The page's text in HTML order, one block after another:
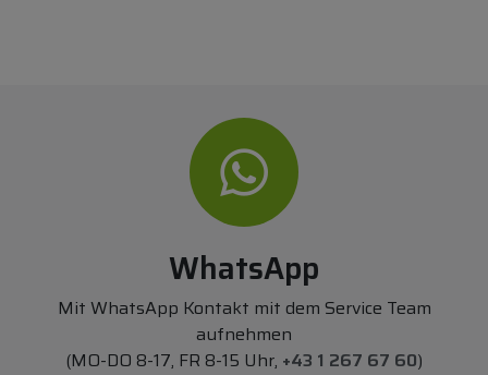
WhatsApp
Mit WhatsApp Kontakt mit dem Service Team
aufnehmen
(MO-DO 8-17, FR 8-15 Uhr, +43 1 267 67 60)